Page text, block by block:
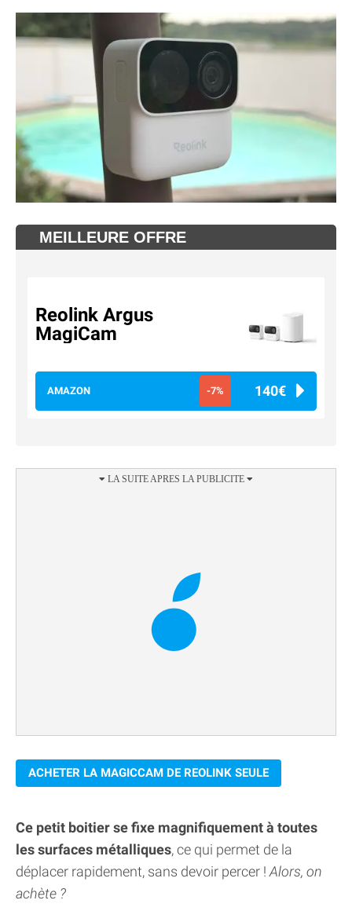
MEILLEURE OFFRE
Reolink Argus
MagiCam
AMAZON -7% 140€
ACHETER LA MAGICCAM DE REOLINK SEULE
Ce petit boitier se fixe magnifiquement à toutes
les surfaces métalliques, ce qui permet de la
déplacer rapidement, sans devoir percer ! Alors, on
achète ?